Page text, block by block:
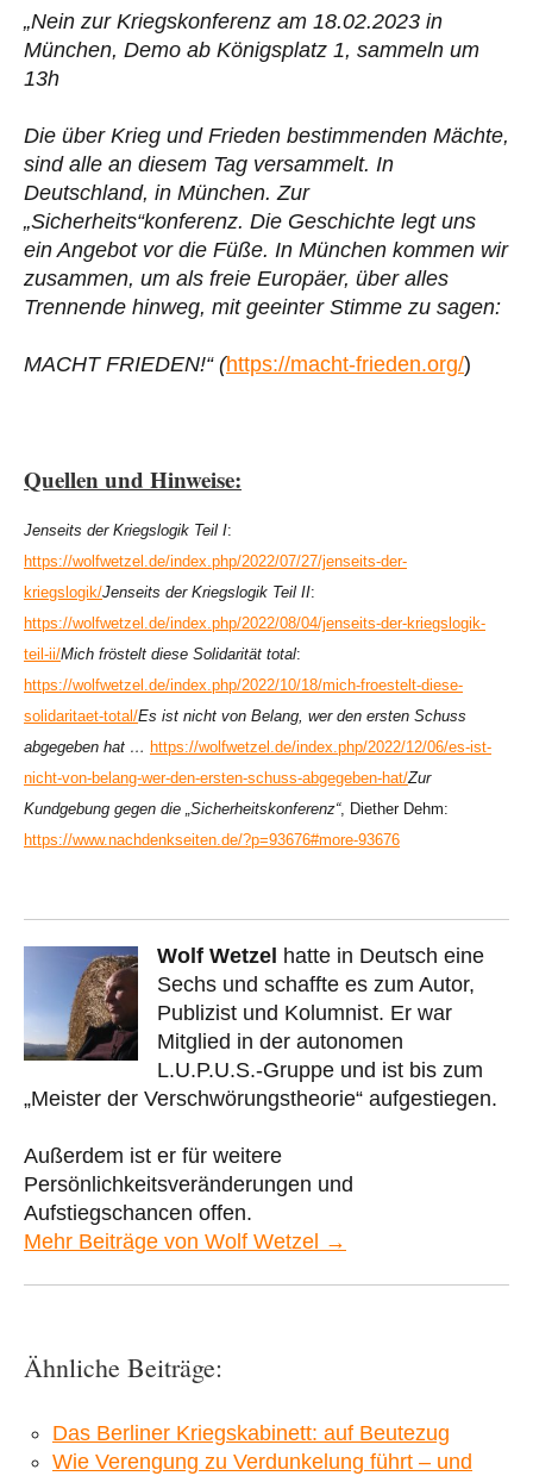
„Nein zur Kriegskonferenz am 18.02.2023 in
München, Demo ab Königsplatz 1, sammeln um
13h
Die über Krieg und Frieden bestimmenden Mächte,
sind alle an diesem Tag versammelt. In
Deutschland, in München. Zur
„Sicherheits“konferenz. Die Geschichte legt uns
ein Angebot vor die Füße. In München kommen wir
zusammen, um als freie Europäer, über alles
Trennende hinweg, mit geeinter Stimme zu sagen:
MACHT FRIEDEN!“ (https://macht-frieden.org/)
Quellen und Hinweise:
Jenseits der Kriegslogik Teil I:
https://wolfwetzel.de/index.php/2022/07/27/jenseits-der-
kriegslogik/Jenseits der Kriegslogik Teil II:
https://wolfwetzel.de/index.php/2022/08/04/jenseits-der-kriegslogik-
teil-ii/Mich fröstelt diese Solidarität total:
https://wolfwetzel.de/index.php/2022/10/18/mich-froestelt-diese-
solidaritaet-total/Es ist nicht von Belang, wer den ersten Schuss
abgegeben hat … https://wolfwetzel.de/index.php/2022/12/06/es-ist-
nicht-von-belang-wer-den-ersten-schuss-abgegeben-hat/Zur
Kundgebung gegen die „Sicherheitskonferenz“, Diether Dehm:
https://www.nachdenkseiten.de/?p=93676#more-93676
Wolf Wetzel hatte in Deutsch eine
Sechs und schaffte es zum Autor,
Publizist und Kolumnist. Er war
Mitglied in der autonomen
L.U.P.U.S.-Gruppe und ist bis zum
„Meister der Verschwörungstheorie“ aufgestiegen.
Außerdem ist er für weitere
Persönlichkeitsveränderungen und
Aufstiegschancen offen.
Mehr Beiträge von Wolf Wetzel →
Ähnliche Beiträge:
Das Berliner Kriegskabinett: auf Beutezug
Wie Verengung zu Verdunkelung führt – und